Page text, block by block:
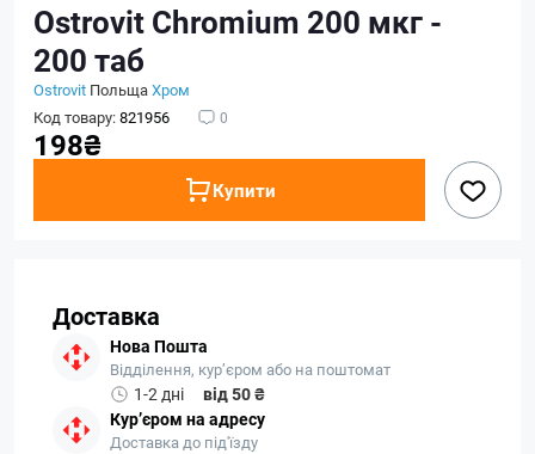
Ostrovit Chromium 200 мкг -
200 таб
Ostrovit ПольщаХром
Код товару:821956 0
198₴
Купити
Доставка
Нова Пошта
Відділення, кур’єром або на поштомат
1-2 дні
від 50 ₴
Кур’єром на адресу
Доставка до під'їзду